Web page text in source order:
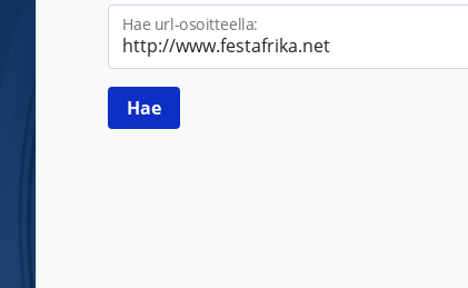
Hae url-osoitteella: